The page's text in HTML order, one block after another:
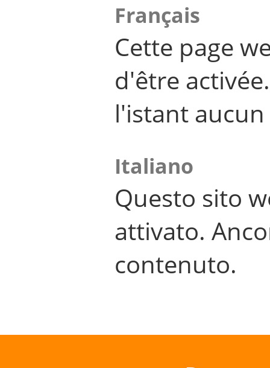
Français
Cette page
d'être
l'istant
Italiano
Questo sito
attivato.
contenuto.